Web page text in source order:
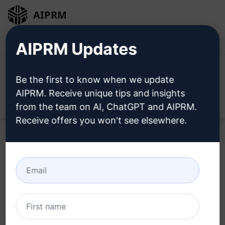
AIPRM
Home / Ayudas AI / Copywriting Prompts / Games
Prompts
/
512
0 208
AIPRM Updates
Be the first to know when we update
AIPRM. Receive unique tips and insights
from the team on AI, ChatGPT and AIPRM.
Receive offers you won't see elsewhere.